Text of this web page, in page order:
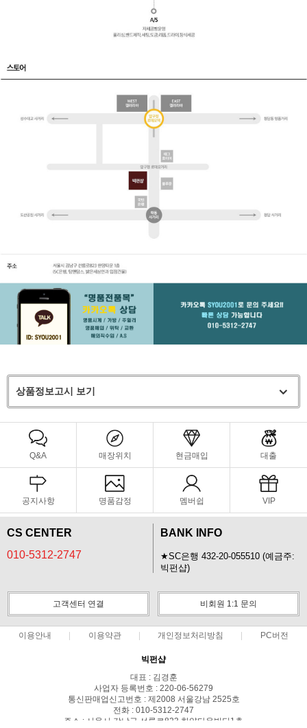
상품정보고시 보기
Q&A 매장위치 현금매입 대출
공지사항 명품감정 멤버쉽 VIP
CS CENTER
010-5312-2747
BANK INFO
★SC은행 432-20-055510 (예금주:
빅펀샵)
고객센터 연결 비회원 1:1 문의
이용안내 이용약관 개인정보처리방침 PC버전
빅펀샵
대표 : 김경훈
사업자 등록번호 : 220-06-56279
통신판매업신고번호 : 제2008 서울강남 2525호
전화 : 010-5312-2747
주소 : 서울시 강남구 선릉로823 한양타운빌딩1층